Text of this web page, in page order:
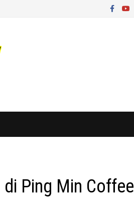
di Ping Min Coffee